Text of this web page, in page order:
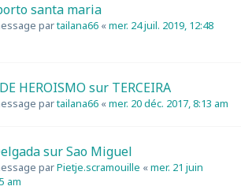
santa maria
partailana66 «mer. 24 juil. 2019, 12:48
HEROISMO sur TERCEIRA
partailana66 «mer. 20 déc. 2017, 8:13 am
sur Sao Miguel
parPietje.scramouille «mer. 21 juin
am